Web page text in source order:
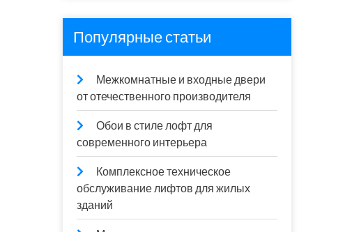
Популярные статьи
Межкомнатные и входные двери
от отечественного производителя
Обои в стиле лофт для
современного интерьера
Комплексное техническое
обслуживание лифтов для жилых
зданий